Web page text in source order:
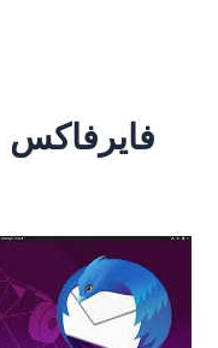
فایرفاکس
آسیب‌پذیری‌های
بحرانی
Firefox